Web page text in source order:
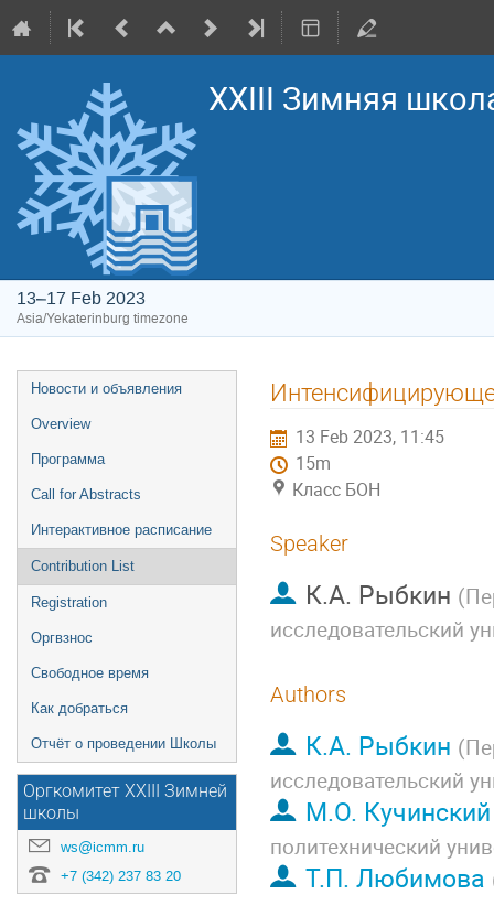
XXIII Зимняя
13–17 Feb 2023
Asia/Yekaterinburg timezone
Event
menu
Новости и объявления
Overview
Программа
Call for Abstracts
Интерактивное расписание
Contribution List
Registration
Оргвзнос
Свободное время
Как добраться
Отчёт о проведении Школы
Оргкомитет XXIII Зимней
школы
ws@icmm.ru
+7 (342) 237 83 20
13 Feb 2023, 11:45
15m
Класс БОН
Speaker
К.А. Рыбкин (
исследовательский
Authors
К.А. Рыбкин (
исследовательский
М.О. Кучинский
политехнический
Т.П. Любимова